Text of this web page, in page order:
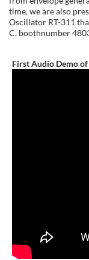
time, we are also
Oscillator RT-311
C, boothnumber
First Audio Demo